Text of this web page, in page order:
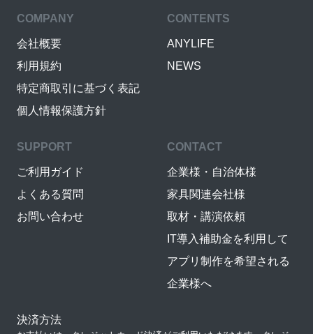
COMPANY
会社概要
利用規約
特定商取引に基づく表記
個人情報保護方針
CONTENTS
ANYLIFE
NEWS
SUPPORT
ご利用ガイド
よくある質問
お問い合わせ
CONTACT
企業様・自治体様
家具関連会社様
取材・講演依頼
IT導入補助金を利用して
アプリ制作を希望される
企業様へ
決済方法